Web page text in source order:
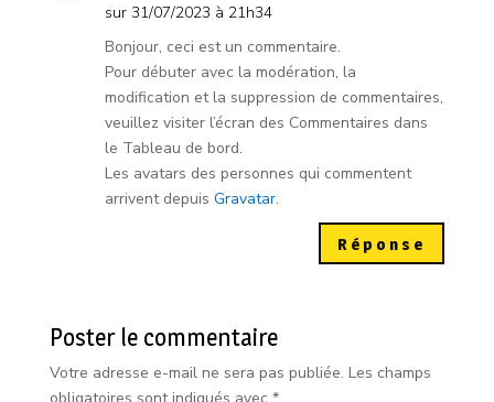
sur 31/07/2023 à 21h34
Bonjour, ceci est un commentaire.
Pour débuter avec la modération, la
modification et la suppression de commentaires,
veuillez visiter l’écran des Commentaires dans
le Tableau de bord.
Les avatars des personnes qui commentent
arrivent depuis Gravatar.
Réponse
Poster le commentaire
Votre adresse e-mail ne sera pas publiée. Les champs